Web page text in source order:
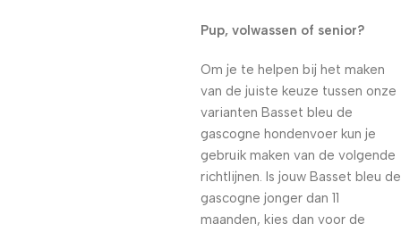
Pup, volwassen of senior?
Om je te helpen bij het maken
van de juiste keuze tussen onze
varianten Basset bleu de
gascogne hondenvoer kun je
gebruik maken van de volgende
richtlijnen. Is jouw Basset bleu de
gascogne jonger dan 11
maanden, kies dan voor de